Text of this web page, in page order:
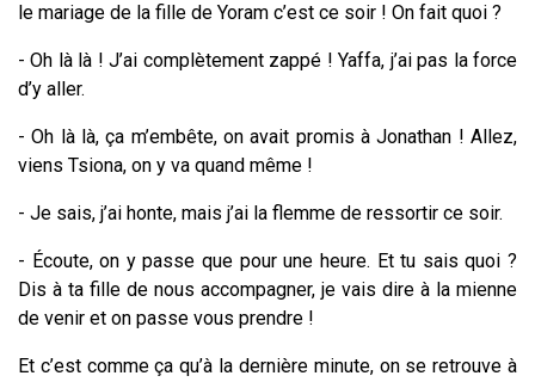
le mariage de la fille de Yoram c’est ce soir ! On fait quoi ?
- Oh là là ! J’ai complètement zappé ! Yaffa, j’ai pas la force
d’y aller.
- Oh là là, ça m’embête, on avait promis à Jonathan ! Allez,
viens Tsiona, on y va quand même !
- Je sais, j’ai honte, mais j’ai la flemme de ressortir ce soir.
- Écoute, on y passe que pour une heure. Et tu sais quoi ?
Dis à ta fille de nous accompagner, je vais dire à la mienne
de venir et on passe vous prendre !
Et c’est comme ça qu’à la dernière minute, on se retrouve à